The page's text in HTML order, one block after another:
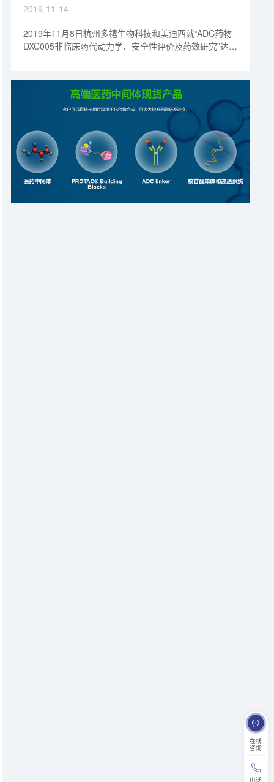
在线
咨询
电话
2019-11-14
2019年11月8日杭州多禧生物科技和美迪西就“ADC药物
DXC005非临床药代动力学、安全性评价及药效研究”达成